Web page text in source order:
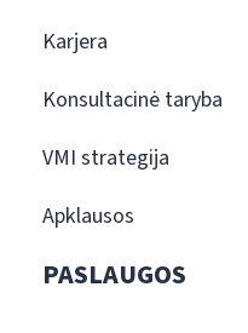
Karjera
Konsultacinė taryba
VMI strategija
Apklausos
PASLAUGOS